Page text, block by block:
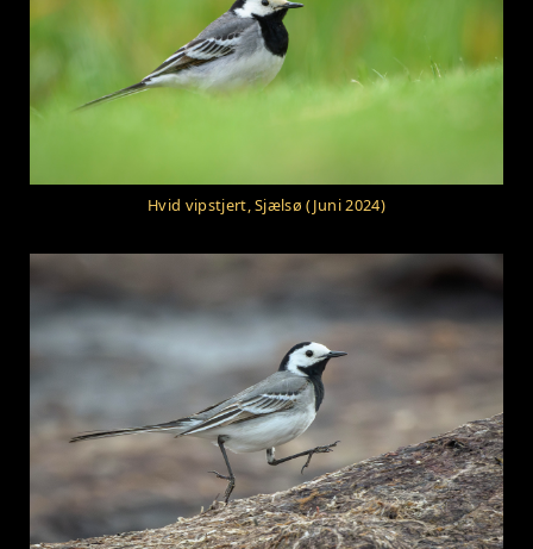
Hvid vipstjert, Sjælsø (Juni 2024)